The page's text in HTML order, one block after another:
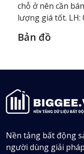
chỗ ở nên cần
lượng giá tốt. LH:
Bản đồ
Nền tảng bất động
người dùng giải